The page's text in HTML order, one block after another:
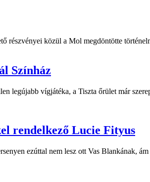
részvényei közül a Mol megdöntötte
Színház
legújabb vígjátéka, a Tiszta őrület már
rendelkező Lucie Fityus
ezúttal nem lesz ott Vas Blankának,